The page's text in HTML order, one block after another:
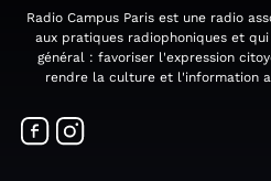
Radio Campus Paris est une radio
aux pratiques radiophoniques et
général : favoriser l'expression
rendre la culture et l'information